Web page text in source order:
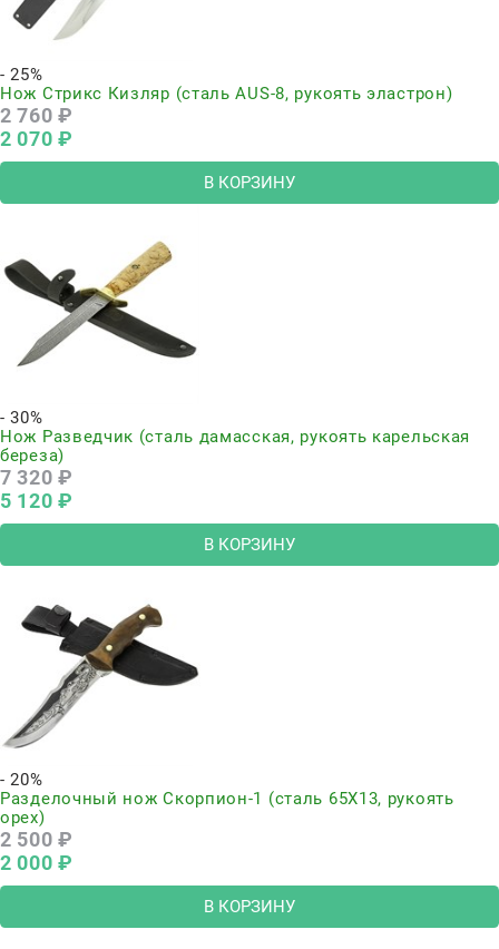
- 25%
Нож Стрикс Кизляр (сталь AUS-8, рукоять эластрон)
2 760 ₽
2 070 ₽
В КОРЗИНУ
- 30%
Нож Разведчик (сталь дамасская, рукоять карельская
береза)
7 320 ₽
5 120 ₽
В КОРЗИНУ
- 20%
Разделочный нож Скорпион-1 (сталь 65Х13, рукоять
орех)
2 500 ₽
2 000 ₽
В КОРЗИНУ